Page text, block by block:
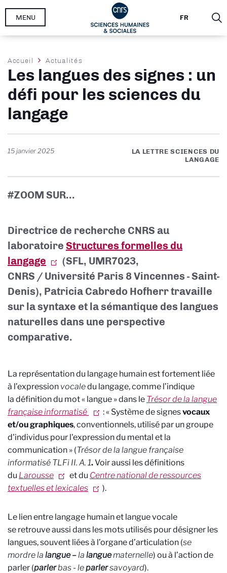
Aller
FR
MENU
Fil
d'Ariane
Accueil Actualités
Les langues des signes : un
défi pour les sciences du
langage
15 janvier 2025
LA LETTRE SCIENCES DU
LANGAGE
#ZOOM SUR...
Directrice de recherche CNRS au
laboratoire Structures formelles du
langage
(SFL, UMR7023,
CNRS / Université Paris 8 Vincennes - Saint-
Denis), Patricia Cabredo Hofherr travaille
sur la syntaxe et la sémantique des langues
naturelles dans une perspective
comparative.
La représentation du langage humain est fortement liée
à l’expression vocaledu langage, comme l’indique
la définition du mot « langue » dans le Trésor de la langue
française informatisé
: « Système de signesvocaux
et/ou graphiques, conventionnels, utilisé par un groupe
d'individus pour l'expression du mental et la
communication » (Trésor de la langue française
informatisé TLFi II. A. 1.Voir aussi les définitions
du Larousse et du Centre national de ressources
textuelles et lexicales
).
Le lien entre langage humain et langue vocale
se retrouve aussi dans les mots utilisés pour désigner les
langues, souvent liées à l’organe d’articulation (se
mordre la langue –la languematernelle) ou à l’action de
parler (parlerbas - leparlersavoyard).